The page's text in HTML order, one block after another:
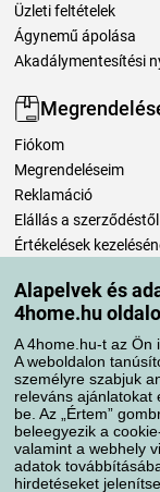
Alapelvek és
4home.hu
A 4home.hu-t az Ön
A weboldalon
személyre szabjuk
releváns ajánlatokat
be. Az „Értem”
beleegyezik a
valamint a webhely
adatok
hirdetéseket
Üzleti feltételek
Ágynemű ápolása
Akadálymentesítési
Fiókom
Megrendeléseim
Reklamáció
Elállás a szerződéstől
Értékelések
Szállítási
Fizetési módok